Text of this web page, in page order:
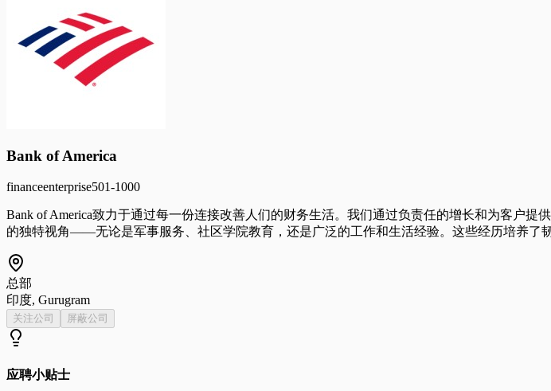
Bank of America
financeenterprise501-1000
Bank of America致力于通过每一份连接改善人们的财务生活。我们通过负责任的增长和为客户
的独特视角——无论是军事服务、社区学院教育，还是广泛的工作和生活经验。这些经历培养了
总部
印度, Gurugram
关注公司 屏蔽公司
应聘小贴士